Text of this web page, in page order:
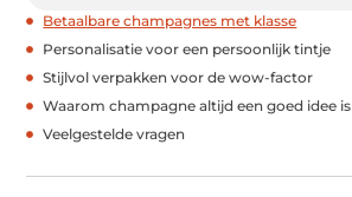
Betaalbare champagnes met klasse
Personalisatie voor een persoonlijk tintje
Stijlvol verpakken voor de wow-factor
Waarom champagne altijd een goed idee is
Veelgestelde vragen